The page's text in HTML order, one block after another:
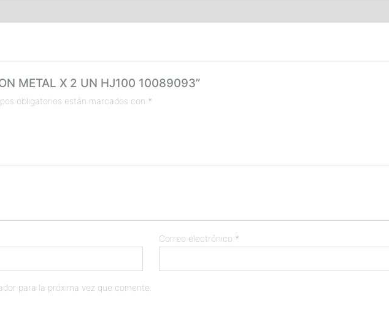
METAL X 2 UN HJ100 10089093”
obligatorios están marcados con *
Correo electrónico *
para la próxima vez que comente.